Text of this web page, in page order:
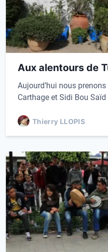
Aux alentours de
Aujourd’hui nous
Carthage et Sidi Bou
Thierry LLOPIS